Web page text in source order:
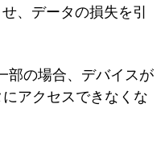
、データの損失を引
部の場合、デバイスが
アクセスできなくな